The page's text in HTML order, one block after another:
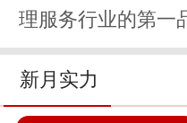
理服务行业的第一
新月实力